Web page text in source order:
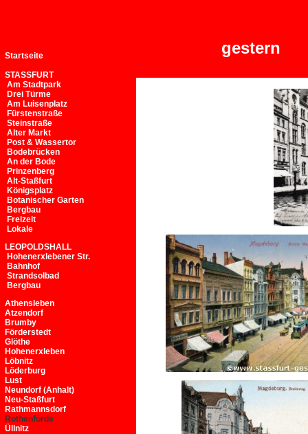
Startseite
STASSFURT
Am Stadtpark
Drei Türme
Am Luisenplatz
Fürstenstraße
Steinstraße
Alter Markt
Post & Wassertor
Bodebrücken
An der Bode
Prinzenberg
Alt-Staßfurt
Königsplatz
Botanischer Garten
Bergbau
Freizeit
Lokale
LEOPOLDSHALL
Hohenerxlebener Str.
Bahnhof
Strandsolbad
Bergbau
Athensleben
Atzendorf
Brumby
Förderstedt
Glöthe
Hohenerxleben
Löbnitz
Löderburg
Lust
Neundorf (Anhalt)
Neu-Staßfurt
Rathmannsdorf
Rothenförde
Üllnitz
gestern